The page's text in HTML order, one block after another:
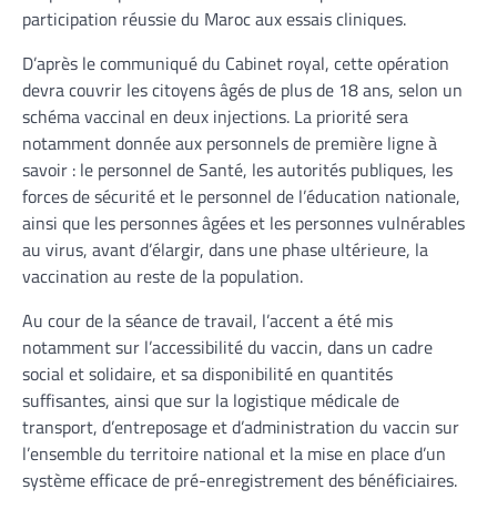
participation réussie du Maroc aux essais cliniques.
D’après le communiqué du Cabinet royal, cette opération
devra couvrir les citoyens âgés de plus de 18 ans, selon un
schéma vaccinal en deux injections. La priorité sera
notamment donnée aux personnels de première ligne à
savoir : le personnel de Santé, les autorités publiques, les
forces de sécurité et le personnel de l’éducation nationale,
ainsi que les personnes âgées et les personnes vulnérables
au virus, avant d’élargir, dans une phase ultérieure, la
vaccination au reste de la population.
Au cour de la séance de travail, l’accent a été mis
notamment sur l’accessibilité du vaccin, dans un cadre
social et solidaire, et sa disponibilité en quantités
suffisantes, ainsi que sur la logistique médicale de
transport, d’entreposage et d’administration du vaccin sur
l’ensemble du territoire national et la mise en place d’un
système efficace de pré-enregistrement des bénéficiaires.